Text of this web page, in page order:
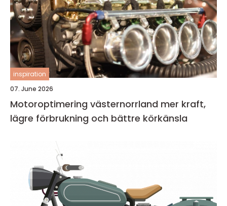
inspiration
07. June 2026
Motoroptimering västernorrland mer kraft,
lägre förbrukning och bättre körkänsla